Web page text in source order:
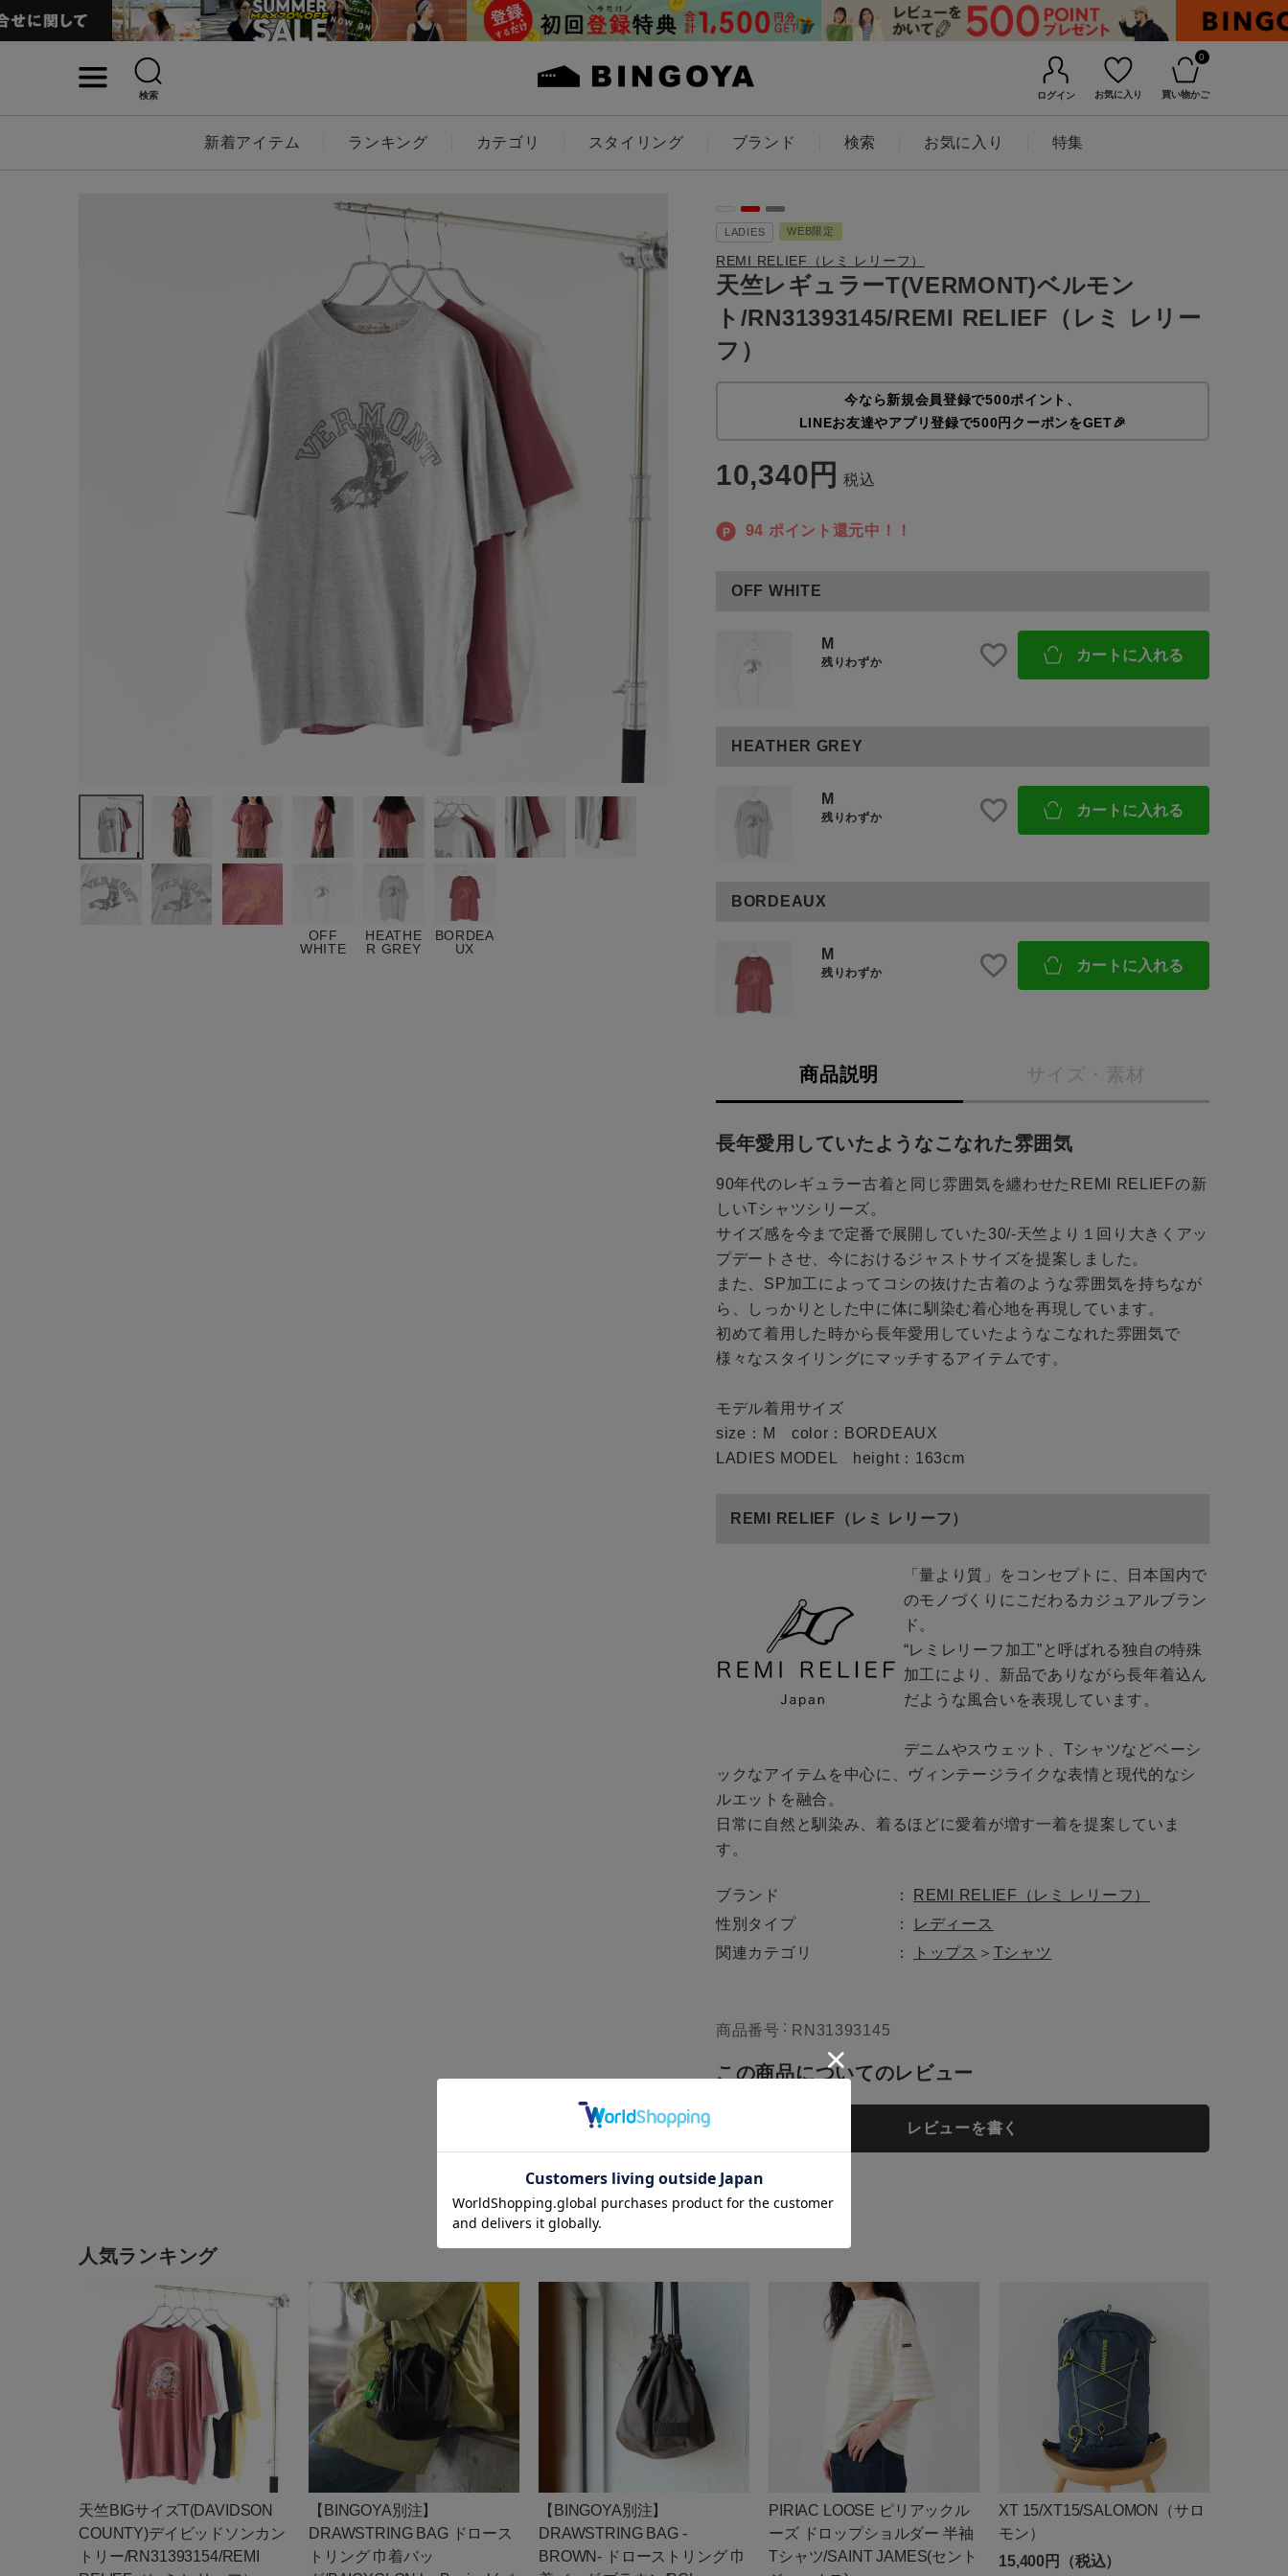
検索 ログイン お気に入り
0
買い物かご
新着アイテム ランキング カテゴリ スタイリング ブランド 検索 お気に入り 特集
ゲスト
ログイン / マイページ
お気に入りアイテム
アイテムを探す
ブランドから探す
WEB限定アイテムを探す
採用情報
お知らせ・ご利用ガイド
無料公式アプリダウンロード
MENS LADIES
カテゴリ
サイズ
～
在庫あり 在庫なし含む
この条件で絞り込む
close
close
カートに入れる
カートに入れる
M
残りわずか カートに入れる
OFF
WHITE
HEATHE
R GREY
BORDEA
UX
LADIES WEB限定
REMI RELIEF（レミ レリーフ）
天竺レギュラーT(VERMONT)ベルモン
ト/RN31393145/REMI RELIEF（レミ レリー
フ）
今なら新規会員登録で500ポイント、
LINEお友達やアプリ登録で500円クーポンをGET🎉
10,340 税込
94 ポイント還元中！！
OFF WHITE
M
残りわずか カートに入れる
HEATHER GREY
M
残りわずか カートに入れる
BORDEAUX
M
残りわずか カートに入れる
商品説明 サイズ・素材
長年愛用していたようなこなれた雰囲気
90年代のレギュラー古着と同じ雰囲気を纏わせたREMI RELIEFの新
しいTシャツシリーズ。
サイズ感を今まで定番で展開していた30/-天竺より１回り大きくアッ
プデートさせ、今におけるジャストサイズを提案しました。
また、SP加工によってコシの抜けた古着のような雰囲気を持ちなが
ら、しっかりとした中に体に馴染む着心地を再現しています。
初めて着用した時から長年愛用していたようなこなれた雰囲気で
様々なスタイリングにマッチするアイテムです。
モデル着用サイズ
size：M color：BORDEAUX
LADIES MODEL height：163cm
REMI RELIEF（レミ レリーフ）
「量より質」をコンセプトに、日本国内で
のモノづくりにこだわるカジュアルブラン
ド。
“レミレリーフ加工”と呼ばれる独自の特殊
加工により、新品でありながら長年着込ん
だような風合いを表現しています。
デニムやスウェット、Tシャツなどベーシ
ックなアイテムを中心に、ヴィンテージライクな表情と現代的なシ
ルエットを融合。
日常に自然と馴染み、着るほどに愛着が増す一着を提案していま
す。
ブランド
REMI RELIEF（レミ レリーフ）
性別タイプ
レディース
関連カテゴリ
トップス ＞ Tシャツ
商品番号 RN31393145
この商品についてのレビュー
レビューを書く
人気ランキング
天竺BIGサイズT(DAVIDSON
COUNTY)デイビッドソンカン
トリー/RN31393154/REMI
【BINGOYA別注】
DRAWSTRING BAG ドロース
トリング 巾着バッ
【BINGOYA別注】
DRAWSTRING BAG -
BROWN- ドローストリング 巾
PIRIAC LOOSE ピリアックル
ーズ ドロップショルダー 半袖
Tシャツ/SAINT JAMES(セント
XT 15/XT15/SALOMON（サロ
モン）
15,400円（税込）